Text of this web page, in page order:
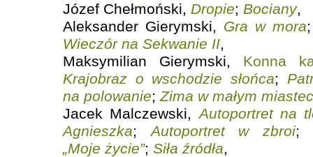
Józef Chełmoński, Dropie; Bociany,
Aleksander Gierymski, Gra w mora
Wieczór na Sekwanie II,
Maksymilian Gierymski, Konna
Krajobraz o wschodzie słońca;
na polowanie; Zima w małym
Jacek Malczewski,Autoportret na
Agnieszka;Autoportret w zbroi;
„Moje życie”; Siła źródła,